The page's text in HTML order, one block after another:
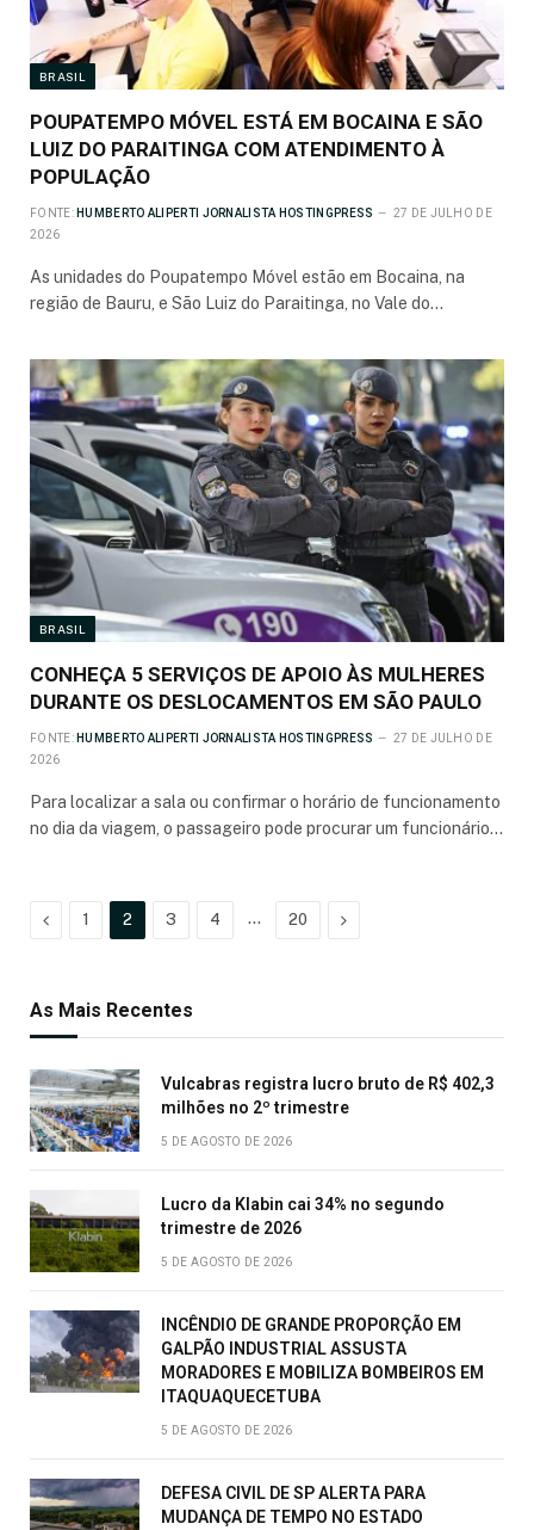
BRASIL
POUPATEMPO MÓVEL ESTÁ EM BOCAINA E SÃO
LUIZ DO PARAITINGA COM ATENDIMENTO À
POPULAÇÃO
FONTE: HUMBERTO ALIPERTI JORNALISTA HOSTINGPRESS
27 DE JULHO DE
2026
As unidades do Poupatempo Móvel estão em Bocaina, na
região de Bauru, e São Luiz do Paraitinga, no Vale do…
BRASIL
CONHEÇA 5 SERVIÇOS DE APOIO ÀS MULHERES
DURANTE OS DESLOCAMENTOS EM SÃO PAULO
FONTE: HUMBERTO ALIPERTI JORNALISTA HOSTINGPRESS
27 DE JULHO DE
2026
Para localizar a sala ou confirmar o horário de funcionamento
no dia da viagem, o passageiro pode procurar um funcionário…
Anterior
1 2 3 4 … 20 Próximo
As Mais Recentes
Vulcabras registra lucro bruto de R$ 402,3
milhões no 2º trimestre
5 DE AGOSTO DE 2026
Lucro da Klabin cai 34% no segundo
trimestre de 2026
5 DE AGOSTO DE 2026
INCÊNDIO DE GRANDE PROPORÇÃO EM
GALPÃO INDUSTRIAL ASSUSTA
MORADORES E MOBILIZA BOMBEIROS EM
ITAQUAQUECETUBA
5 DE AGOSTO DE 2026
DEFESA CIVIL DE SP ALERTA PARA
MUDANÇA DE TEMPO NO ESTADO